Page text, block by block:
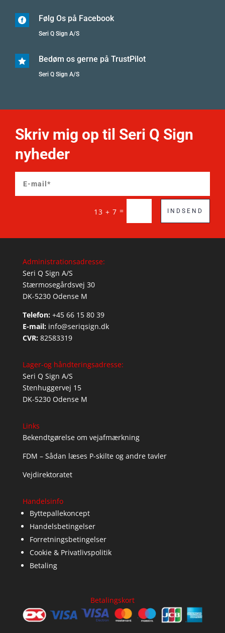
 Følg Os på Facebook
Seri Q Sign A/S
 Bedøm os gerne på TrustPilot
Seri Q Sign A/S
Skriv mig op til Seri Q Sign
nyheder
13 + 7 = INDSEND
Administrationsadresse:
Seri Q Sign A/S
Stærmosegårdsvej 30
DK-5230 Odense M
Telefon: +45 66 15 80 39
E-mail: info@seriqsign.dk
CVR: 82583319
Lager-og håndteringsadresse:
Seri Q Sign A/S
Stenhuggervej 15
DK-5230 Odense M
Links
Bekendtgørelse om vejafmærkning
FDM – Sådan læses P-skilte og andre tavler
Vejdirektoratet
Handelsinfo
Byttepallekoncept
Handelsbetingelser
Forretningsbetingelser
Cookie & Privatlivspolitik
Betaling
Betalingskort